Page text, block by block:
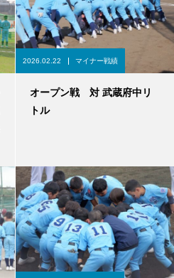
2026.02.22 マイナー戦績
オープン戦 対 武蔵府中リ
トル